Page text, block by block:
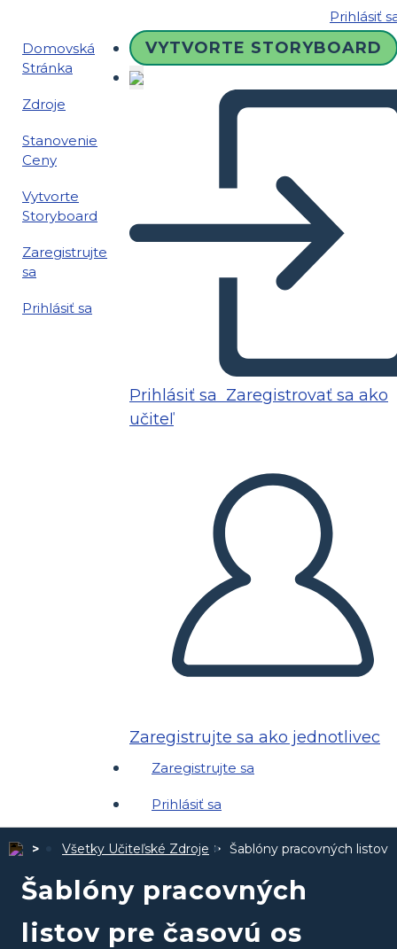
Prihlásiť
Domovská
Stránka
Zdroje
Stanovenie
Ceny
Vytvorte
Storyboard
Zaregistrujte
sa
Prihlásiť sa
VYTVORTE STORYBOARD
Prihlásiť sa Zaregistrovať sa ako
učiteľ
Zaregistrujte sa ako jednotlivec
Zaregistrujte sa
Prihlásiť sa
Všetky Učiteľské Zdroje Šablóny pracovných listov
Šablóny pracovných
listov pre časovú os